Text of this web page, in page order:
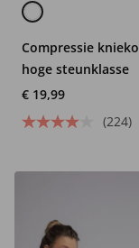
Compressie
hoge steunklasse
€ 19,99
(224)